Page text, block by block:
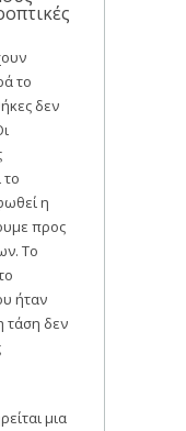
το
δεν
η
προς
Το
ήταν
τάση δεν
μια